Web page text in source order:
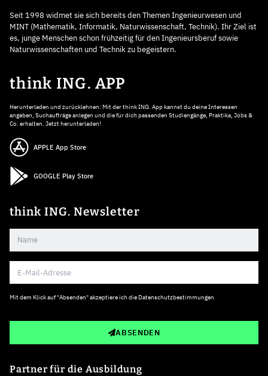
Seit 1998 widmet sie sich bereits den Themen Ingenieurwesen und
MINT (Mathematik, Informatik, Naturwissenschaft, Technik). Ihr Ziel ist
es, junge Menschen schon frühzeitig für den Ingenieursberuf sowie
Naturwissenschaften und Technik zu begeistern.
think ING. APP
Herunterladen und zurücklehnen: Mit der think ING. App kannst du deine Interessen
angeben, Suchaufträge anlegen und die für dich passenden Studiengänge, Praktika, Jobs &
Co. erhalten. Jetzt herunterladen!
APPLE App Store
GOOGLE Play Store
think ING. Newsletter
Mit dem Klick auf "Absenden" akzeptiere ich die Datenschutzbestimmungen
ABSENDEN
Partner für die Ausbildung